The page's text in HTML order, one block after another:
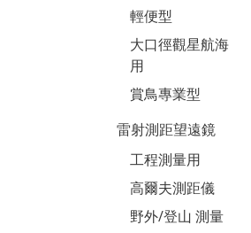
輕便型
大口徑觀星航海
用
賞鳥專業型
雷射測距望遠鏡
工程測量用
高爾夫測距儀
野外/登山 測量